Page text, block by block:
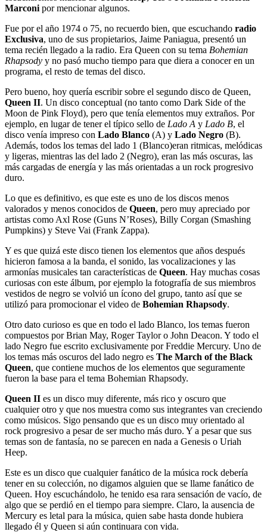
Marconi por mencionar algunos.
Fue por el año 1974 o 75, no recuerdo bien, que escuchando radio
Exclusiva, uno de sus propietarios, Jaime Paniagua, presentó un
tema recién llegado a la radio. Era Queen con su tema Bohemian
Rhapsody y no pasó mucho tiempo para que diera a conocer en un
programa, el resto de temas del disco.
Pero bueno, hoy quería escribir sobre el segundo disco de Queen,
Queen II. Un disco conceptual (no tanto como Dark Side of the
Moon de Pink Floyd), pero que tenía elementos muy extraños. Por
ejemplo, en lugar de tener el típico sello de Lado A y Lado B, el
disco venía impreso con Lado Blanco (A) y Lado Negro (B).
Además, todos los temas del lado 1 (Blanco)eran ritmicas, melódicas
y ligeras, mientras las del lado 2 (Negro), eran las más oscuras, las
más cargadas de energía y las más orientadas a un rock progresivo
duro.
Lo que es definitivo, es que este es uno de los discos menos
valorados y menos conocidos de Queen, pero muy apreciado por
artistas como Axl Rose (Guns N’Roses), Billy Corgan (Smashing
Pumpkins) y Steve Vai (Frank Zappa).
Y es que quizá este disco tienen los elementos que años después
hicieron famosa a la banda, el sonido, las vocalizaciones y las
armonías musicales tan características de Queen. Hay muchas cosas
curiosas con este álbum, por ejemplo la fotografía de sus miembros
vestidos de negro se volvió un ícono del grupo, tanto así que se
utilizó para promocionar el video de Bohemian Rhapsody.
Otro dato curioso es que en todo el lado Blanco, los temas fueron
compuestos por Brian May, Roger Taylor o John Deacon. Y todo el
lado Negro fue escrito exclusivamente por Freddie Mercury. Uno de
los temas más oscuros del lado negro es The March of the Black
Queen, que contiene muchos de los elementos que seguramente
fueron la base para el tema Bohemian Rhapsody.
Queen II es un disco muy diferente, más rico y oscuro que
cualquier otro y que nos muestra como sus integrantes van creciendo
como músicos. Sigo pensando que es un disco muy orientado al
rock progresivo a pesar de ser mucho más duro. Y a pesar que sus
temas son de fantasía, no se parecen en nada a Genesis o Uriah
Heep.
Este es un disco que cualquier fanático de la música rock debería
tener en su colección, no digamos alguien que se llame fanático de
Queen. Hoy escuchándolo, he tenido esa rara sensación de vacío, de
algo que se perdió en el tiempo para siempre. Claro, la ausencia de
Mercury es letal para la música, quien sabe hasta donde hubiera
llegado él y Queen si aún continuara con vida.